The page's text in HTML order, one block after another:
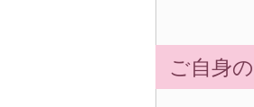
ご自身